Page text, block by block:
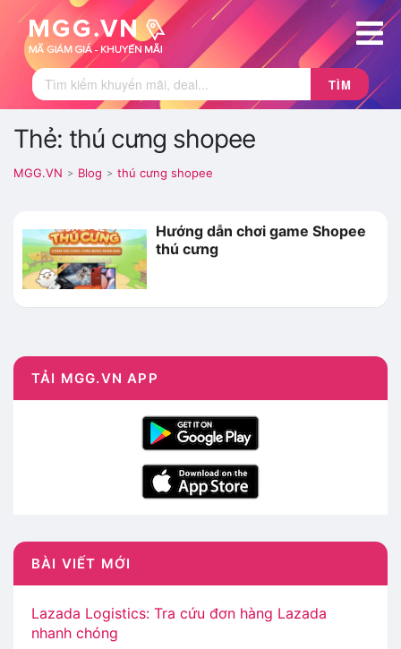
TÌM
Thẻ: thú cưng shopee
MGG.VN > Blog > thú cưng shopee
Hướng dẫn chơi game Shopee
thú cưng
TẢI MGG.VN APP
BÀI VIẾT MỚI
Lazada Logistics: Tra cứu đơn hàng Lazada
nhanh chóng